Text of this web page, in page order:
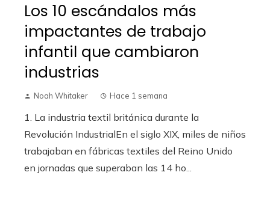
Los 10 escándalos más
impactantes de trabajo
infantil que cambiaron
industrias
Noah Whitaker Hace 1 semana
1. La industria textil británica durante la
Revolución IndustrialEn el siglo XIX, miles de niños
trabajaban en fábricas textiles del Reino Unido
en jornadas que superaban las 14 ho...